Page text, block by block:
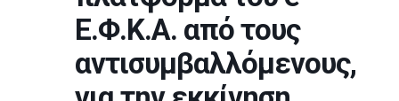
Ε.Φ.Κ.Α. από τους
αντισυμβαλλόμενους,